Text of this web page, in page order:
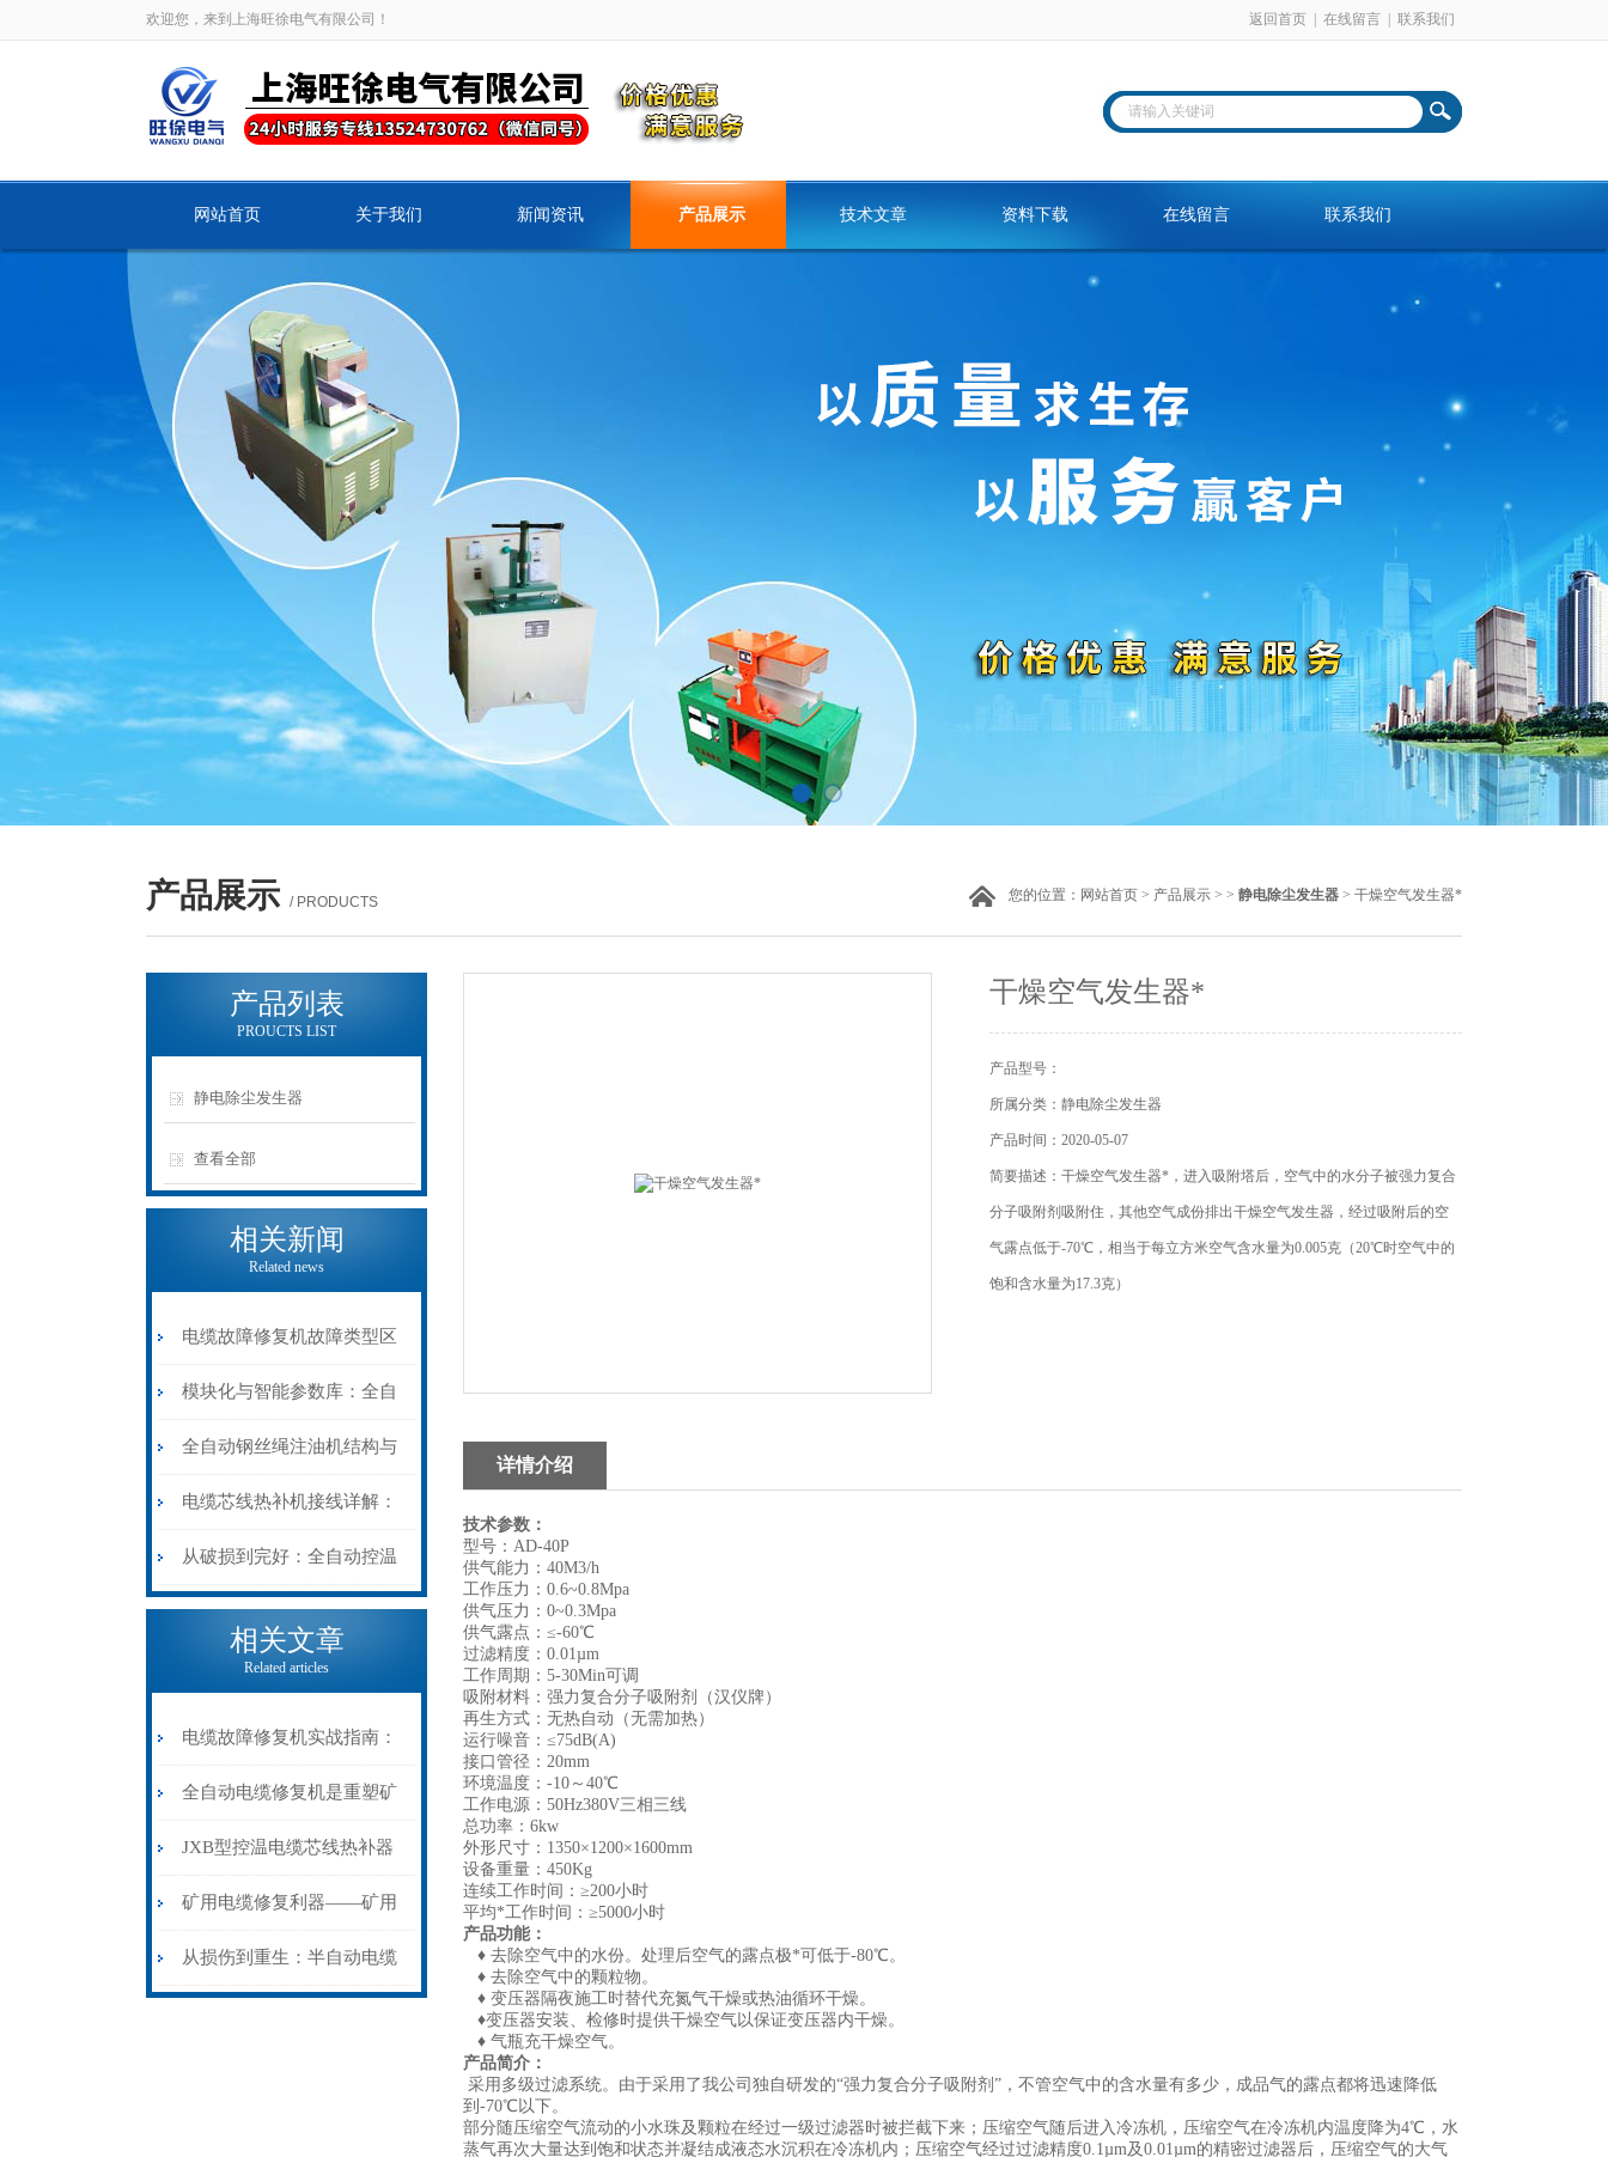
欢迎您，来到上海旺徐电气有限公司！ 返回首页 在线留言 联系我们
网站首页 关于我们 新闻资讯 产品展示 技术文章 资料下载 在线留言 联系我们
产品展示 / PRODUCTS 您的位置： 网站首页 > 产品展示 > > 静电除尘发生器 > 干燥空气发生器*
产品列表
PROUCTS LIST
静电除尘发生器
查看全部
相关新闻
Related news
电缆故障修复机故障类型区
分指南：从“绝缘电
阻”到“波形特征”的精准诊
断逻辑
模块化与智能参数库：全自
动电缆修复机的快速换型逻
辑
全自动钢丝绳注油机结构与
工作原理：揭秘高效润滑的
机械密码
电缆芯线热补机接线详解：
从入门到精通
从破损到完好：全自动控温
电缆热补机的核心价值
相关文章
Related articles
电缆故障修复机实战指南：
从“盲测”到“精确定点”的三
步作业法
全自动电缆修复机是重塑矿
山电力动脉的“智能外科医
生”
JXB型控温电缆芯线热补器
安装与接线：精准修复的工
艺基石
矿用电缆修复利器——矿用
电缆热补机智能控温，安全
从损伤到重生：半自动电缆
干燥空气发生器*
产品型号：
所属分类：静电除尘发生器
产品时间：2020-05-07
简要描述：干燥空气发生器*，进入吸附塔后，空气中的水分子被强力复合
分子吸附剂吸附住，其他空气成份排出干燥空气发生器，经过吸附后的空
气露点低于-70℃，相当于每立方米空气含水量为0.005克（20℃时空气中的
饱和含水量为17.3克）
详情介绍
技术参数：
型号：AD-40P
供气能力：40M3/h
工作压力：0.6~0.8Mpa
供气压力：0~0.3Mpa
供气露点：≤-60℃
过滤精度：0.01µm
工作周期：5-30Min可调
吸附材料：强力复合分子吸附剂（汉仪牌）
再生方式：无热自动（无需加热）
运行噪音：≤75dB(A)
接口管径：20mm
环境温度：-10～40℃
工作电源：50Hz380V三相三线
总功率：6kw
外形尺寸：1350×1200×1600mm
设备重量：450Kg
连续工作时间：≥200小时
平均*工作时间：≥5000小时
产品功能：
♦ 去除空气中的水份。处理后空气的露点极*可低于-80℃。
♦ 去除空气中的颗粒物。
♦ 变压器隔夜施工时替代充氮气干燥或热油循环干燥。
♦变压器安装、检修时提供干燥空气以保证变压器内干燥。
♦ 气瓶充干燥空气。
产品简介：
采用多级过滤系统。由于采用了我公司独自研发的“强力复合分子吸附剂”，不管空气中的含水量有多少，成品气的露点都将迅速降低
到-70℃以下。
部分随压缩空气流动的小水珠及颗粒在经过一级过滤器时被拦截下来；压缩空气随后进入冷冻机，压缩空气在冷冻机内温度降为4℃，水
蒸气再次大量达到饱和状态并凝结成液态水沉积在冷冻机内；压缩空气经过过滤精度0.1µm及0.01µm的精密过滤器后，压缩空气的大气